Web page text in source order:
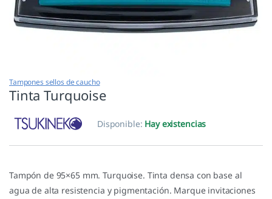
Tampones sellos de caucho
Tinta Turquoise
Disponible: Hay existencias
Tampón de 95×65 mm. Turquoise. Tinta densa con base al
agua de alta resistencia y pigmentación. Marque invitaciones